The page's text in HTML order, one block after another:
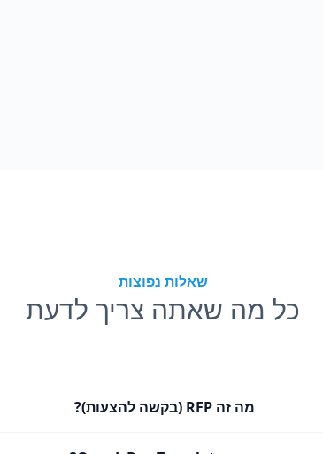
שאלות נפוצות
כל מה שאתה צריך לדעת
מה זה RFP (בקשה להצעות)?